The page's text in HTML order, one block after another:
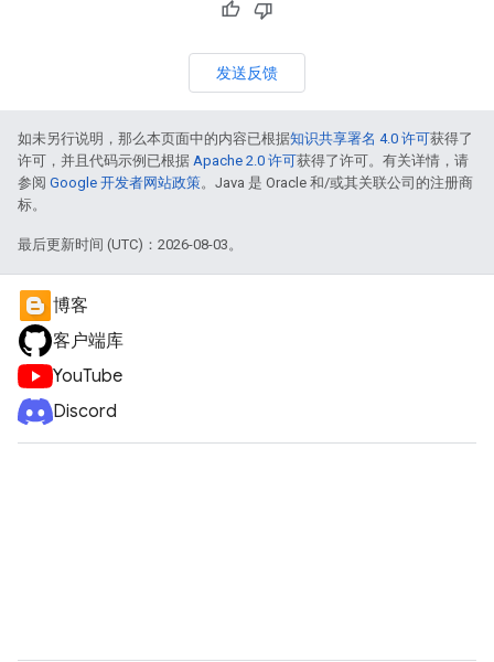
发送反馈
如未另行说明，那么本页面中的内容已根据知识共享署名 4.0 许可获得了
许可，并且代码示例已根据 Apache 2.0 许可获得了许可。有关详情，请
参阅 Google 开发者网站政策。Java 是 Oracle 和/或其关联公司的注册商
标。
最后更新时间 (UTC)：2026-08-03。
博客
客户端库
YouTube
Discord